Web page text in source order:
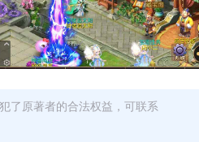
了原著者的合法权益，可联系